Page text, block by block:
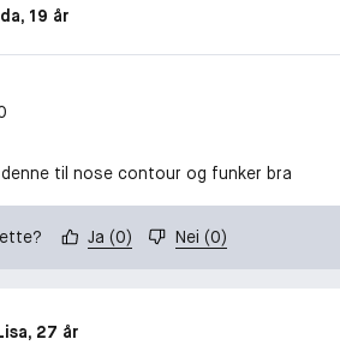
, 19 år
til nose contour og funker bra
Ja (0) Nei (0)
, 27 år